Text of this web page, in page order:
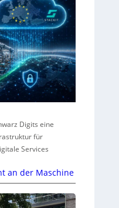
Digits eine
für
Services
an der Maschine